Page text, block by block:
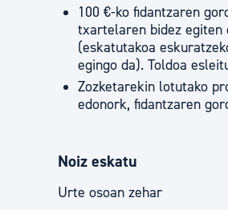
100 €-ko fidantzaren
txartelaren bidez egiten
(eskatutakoa
egingo da). Toldoa
Zozketarekin lotutako
edonork, fidantzaren
Noiz eskatu
Urte osoan zehar